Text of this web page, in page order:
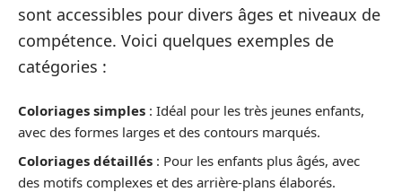
sont accessibles pour divers âges et niveaux de
compétence. Voici quelques exemples de
catégories :
Coloriages simples : Idéal pour les très jeunes enfants,
avec des formes larges et des contours marqués.
Coloriages détaillés : Pour les enfants plus âgés, avec
des motifs complexes et des arrière-plans élaborés.